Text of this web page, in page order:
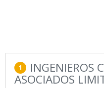
1 INGENIEROS
ASOCIADOS